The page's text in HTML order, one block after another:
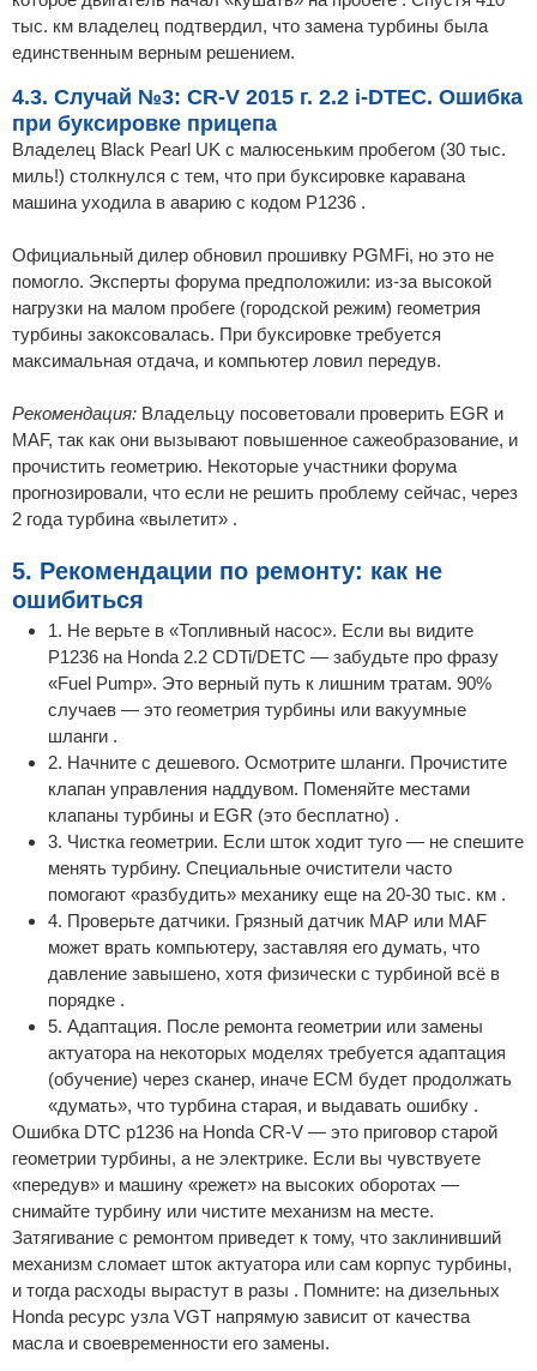
тыс. км владелец подтвердил, что замена турбины была
единственным верным решением.
4.3. Случай №3: CR-V 2015 г. 2.2 i-DTEC. Ошибка
при буксировке прицепа
Владелец Black Pearl UK с малюсеньким пробегом (30 тыс.
миль!) столкнулся с тем, что при буксировке каравана
машина уходила в аварию с кодом P1236 .
Официальный дилер обновил прошивку PGMFi, но это не
помогло. Эксперты форума предположили: из-за высокой
нагрузки на малом пробеге (городской режим) геометрия
турбины закоксовалась. При буксировке требуется
максимальная отдача, и компьютер ловил передув.
Рекомендация: Владельцу посоветовали проверить EGR и
MAF, так как они вызывают повышенное сажеобразование, и
прочистить геометрию. Некоторые участники форума
прогнозировали, что если не решить проблему сейчас, через
2 года турбина «вылетит» .
5. Рекомендации по ремонту: как не
ошибиться
1. Не верьте в «Топливный насос». Если вы видите
P1236 на Honda 2.2 CDTi/DETC — забудьте про фразу
«Fuel Pump». Это верный путь к лишним тратам. 90%
случаев — это геометрия турбины или вакуумные
шланги .
2. Начните с дешевого. Осмотрите шланги. Прочистите
клапан управления наддувом. Поменяйте местами
клапаны турбины и EGR (это бесплатно) .
3. Чистка геометрии. Если шток ходит туго — не спешите
менять турбину. Специальные очистители часто
помогают «разбудить» механику еще на 20-30 тыс. км .
4. Проверьте датчики. Грязный датчик MAP или MAF
может врать компьютеру, заставляя его думать, что
давление завышено, хотя физически с турбиной всё в
порядке .
5. Адаптация. После ремонта геометрии или замены
актуатора на некоторых моделях требуется адаптация
(обучение) через сканер, иначе ECM будет продолжать
«думать», что турбина старая, и выдавать ошибку .
Ошибка DTC p1236 на Honda CR-V — это приговор старой
геометрии турбины, а не электрике. Если вы чувствуете
«передув» и машину «режет» на высоких оборотах —
снимайте турбину или чистите механизм на месте.
Затягивание с ремонтом приведет к тому, что заклинивший
механизм сломает шток актуатора или сам корпус турбины,
и тогда расходы вырастут в разы . Помните: на дизельных
Honda ресурс узла VGT напрямую зависит от качества
масла и своевременности его замены.